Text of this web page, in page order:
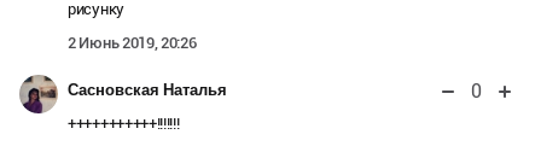
рисунку
2 Июнь 2019, 20:26
Сасновская Наталья 0
+++++++++++!!!!!!!